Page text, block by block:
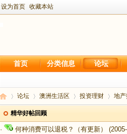
设为首页 收藏本站
首页 分类信息 论坛
论坛 澳洲生活区 投资理财 地
精华好帖回顾
· 何种消费可以退税？（有更新）